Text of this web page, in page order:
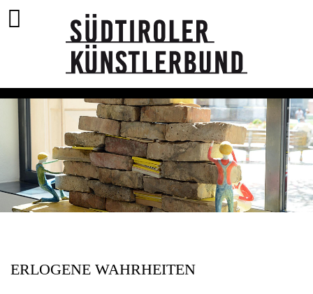
ERLOGENE WAHRHEITEN